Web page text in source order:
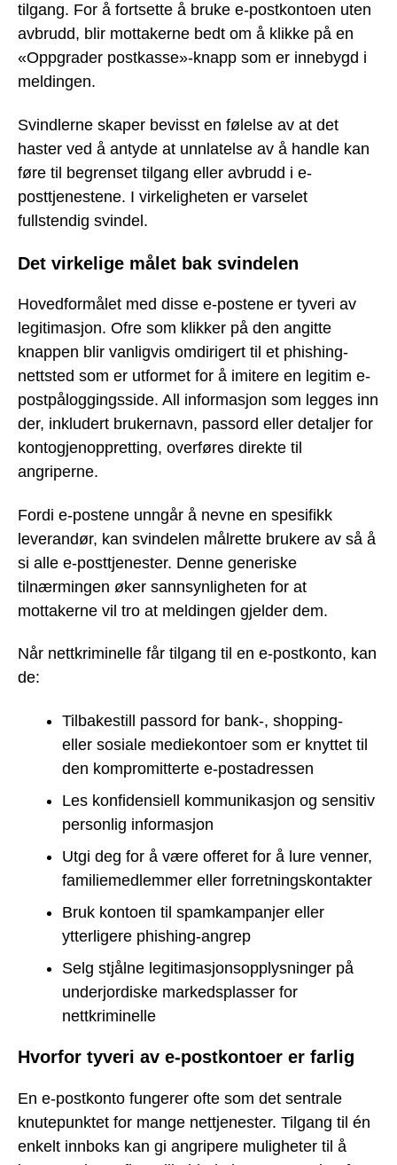
tilgang. For å fortsette å bruke e-postkontoen uten
avbrudd, blir mottakerne bedt om å klikke på en
«Oppgrader postkasse»-knapp som er innebygd i
meldingen.
Svindlerne skaper bevisst en følelse av at det
haster ved å antyde at unnlatelse av å handle kan
føre til begrenset tilgang eller avbrudd i e-
posttjenestene. I virkeligheten er varselet
fullstendig svindel.
Det virkelige målet bak svindelen
Hovedformålet med disse e-postene er tyveri av
legitimasjon. Ofre som klikker på den angitte
knappen blir vanligvis omdirigert til et phishing-
nettsted som er utformet for å imitere en legitim e-
postpåloggingsside. All informasjon som legges inn
der, inkludert brukernavn, passord eller detaljer for
kontogjenoppretting, overføres direkte til
angriperne.
Fordi e-postene unngår å nevne en spesifikk
leverandør, kan svindelen målrette brukere av så å
si alle e-posttjenester. Denne generiske
tilnærmingen øker sannsynligheten for at
mottakerne vil tro at meldingen gjelder dem.
Når nettkriminelle får tilgang til en e-postkonto, kan
de:
Tilbakestill passord for bank-, shopping-
eller sosiale mediekontoer som er knyttet til
den kompromitterte e-postadressen
Les konfidensiell kommunikasjon og sensitiv
personlig informasjon
Utgi deg for å være offeret for å lure venner,
familiemedlemmer eller forretningskontakter
Bruk kontoen til spamkampanjer eller
ytterligere phishing-angrep
Selg stjålne legitimasjonsopplysninger på
underjordiske markedsplasser for
nettkriminelle
Hvorfor tyveri av e-postkontoer er farlig
En e-postkonto fungerer ofte som det sentrale
knutepunktet for mange nettjenester. Tilgang til én
enkelt innboks kan gi angripere muligheter til å